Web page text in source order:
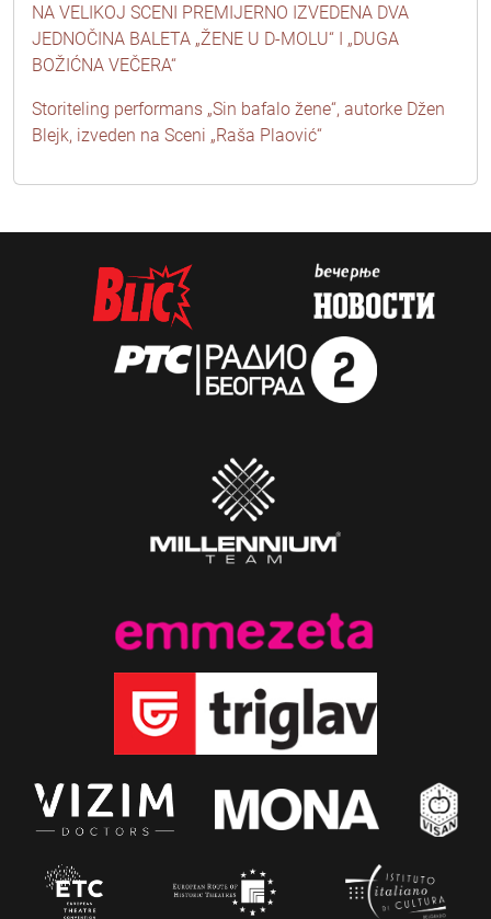
NA VELIKOJ SCENI PREMIJERNO IZVEDENA DVA
JEDNOČINA BALETA „ŽENE U D-MOLU“ I „DUGA
BOŽIĆNA VEČERA“
Storiteling performans „Sin bafalo žene“, autorke Džen
Blejk, izveden na Sceni „Raša Plaović“